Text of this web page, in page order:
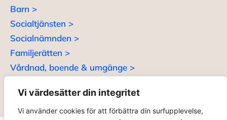
Vi värdesätter din integritet
Vi använder cookies för att förbättra din surfupplevelse,
Barn >
Socialtjänsten >
Socialnämnden >
Familjerätten >
Vårdnad, boende & umgänge >